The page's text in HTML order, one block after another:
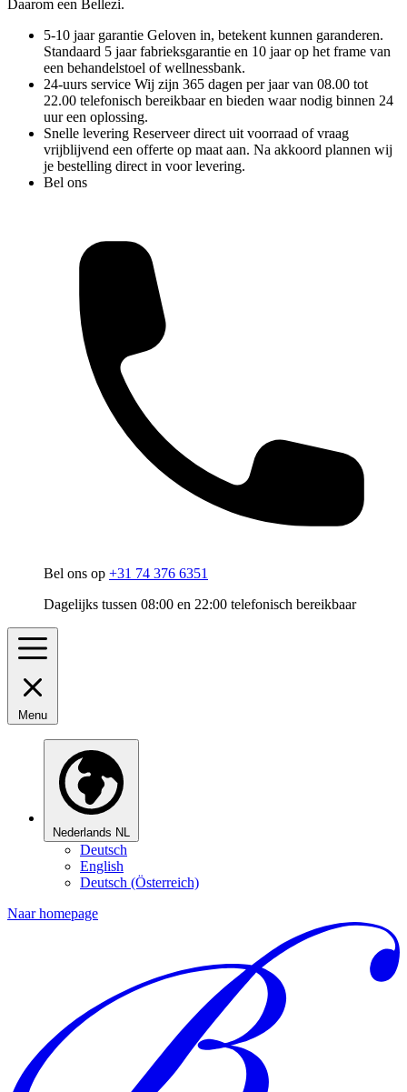
Daarom een Bellezi.
5-10 jaar garantie Geloven in, betekent kunnen garanderen.
Standaard 5 jaar fabrieksgarantie en 10 jaar op het frame van
een behandelstoel of wellnessbank.
24-uurs service Wij zijn 365 dagen per jaar van 08.00 tot
22.00 telefonisch bereikbaar en bieden waar nodig binnen 24
uur een oplossing.
Snelle levering Reserveer direct uit voorraad of vraag
vrijblijvend een offerte op maat aan. Na akkoord plannen wij
je bestelling direct in voor levering.
Bel ons
Bel ons op +31 74 376 6351
Dagelijks tussen 08:00 en 22:00 telefonisch bereikbaar
Menu
Nederlands NL
Deutsch
English
Deutsch (Österreich)
Naar homepage